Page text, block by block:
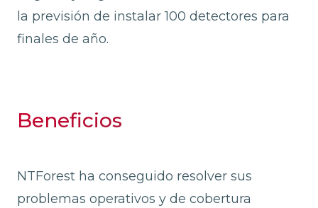
la previsión de instalar 100 detectores para
finales de año.
Beneficios
NTForest ha conseguido resolver sus
problemas operativos y de cobertura